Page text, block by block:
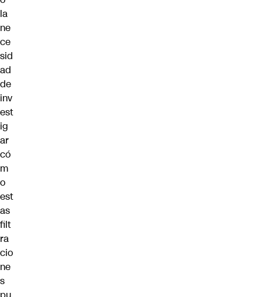
la
ne
ce
sid
ad
de
inv
est
ig
ar
có
m
o
est
as
filt
ra
cio
ne
s